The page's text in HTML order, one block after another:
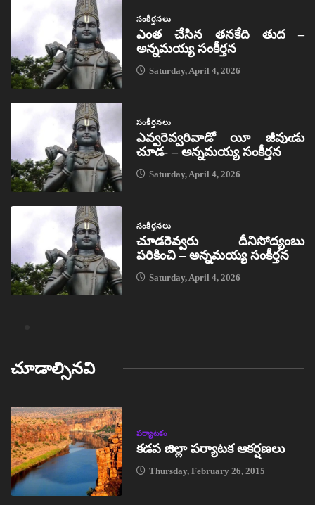
సంకీర్తనలు
ఎంత చేసిన తనకేది తుద –
అన్నమయ్య సంకీర్తన
Saturday, April 4, 2026
సంకీర్తనలు
ఎవ్వరెవ్వరివాడో యీ జీవుఁడు
చూడ- – అన్నమయ్య సంకీర్తన
Saturday, April 4, 2026
సంకీర్తనలు
చూడరెవ్వరు దీనిసోద్యంబు
పరికించి – అన్నమయ్య సంకీర్తన
Saturday, April 4, 2026
చూడాల్సినవి
పర్యాటకం
కడప జిల్లా పర్యాటక ఆకర్షణలు
Thursday, February 26, 2015